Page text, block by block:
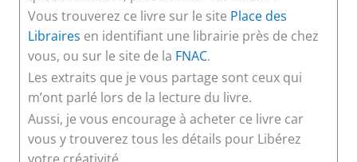
Vous trouverez ce livre sur le site Place des
Libraires en identifiant une librairie près de chez
vous, ou sur le site de la FNAC.
Les extraits que je vous partage sont ceux qui
m’ont parlé lors de la lecture du livre.
Aussi, je vous encourage à acheter ce livre car
vous y trouverez tous les détails pour Libérez
votre créativité.